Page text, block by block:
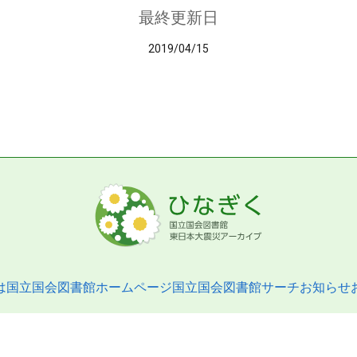
最終更新日
2019/04/15
国立国会図書館ホームページ国立国会図書館サーチお知らせ